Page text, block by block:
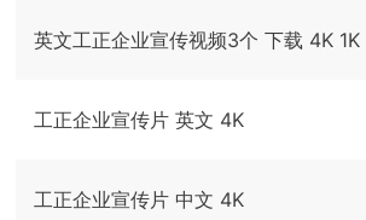
工正企业宣传片 英文 4K
工正企业宣传片 中文 4K